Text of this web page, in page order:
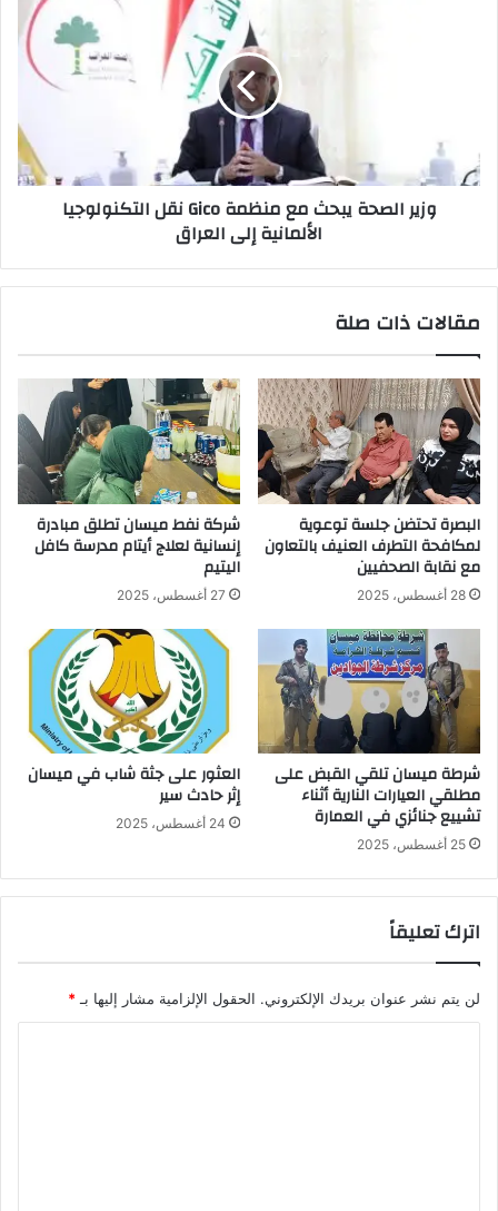
التكنولوجيا
الألمانية
وزير الصحة يبحث مع منظمة ‏Gico نقل التكنولوجيا
الألمانية إلى العراق
مقالات ذات صلة
البصرة تحتضن جلسة توعوية
لمكافحة التطرف العنيف بالتعاون
مع نقابة الصحفيين
28 أغسطس، 2025
شركة نفط ميسان تطلق مبادرة
إنسانية لعلاج أيتام مدرسة كافل
اليتيم
27 أغسطس، 2025
شرطة ميسان تلقي القبض على
مطلقي العيارات النارية أثناء
تشييع جنائزي في العمارة
25 أغسطس، 2025
العثور على جثة شاب في ميسان
إثر حادث سير
24 أغسطس، 2025
اترك تعليقاً
لن يتم نشر عنوان بريدك الإلكتروني. الحقول الإلزامية مشار إليها بـ*